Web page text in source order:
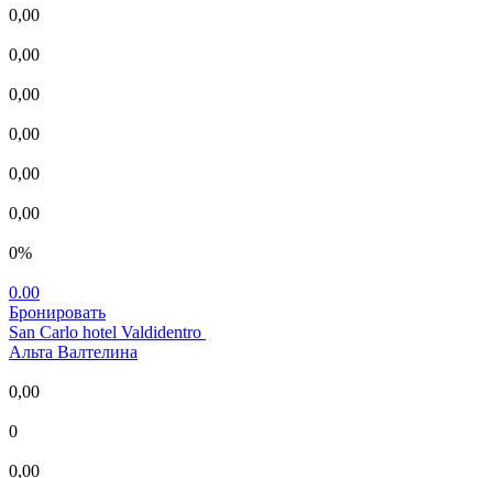
0,00
0,00
0,00
0,00
0,00
0,00
0%
0.00
Бронировать
San Carlo hotel Valdidentro
Альта Валтелина
0,00
0
0,00